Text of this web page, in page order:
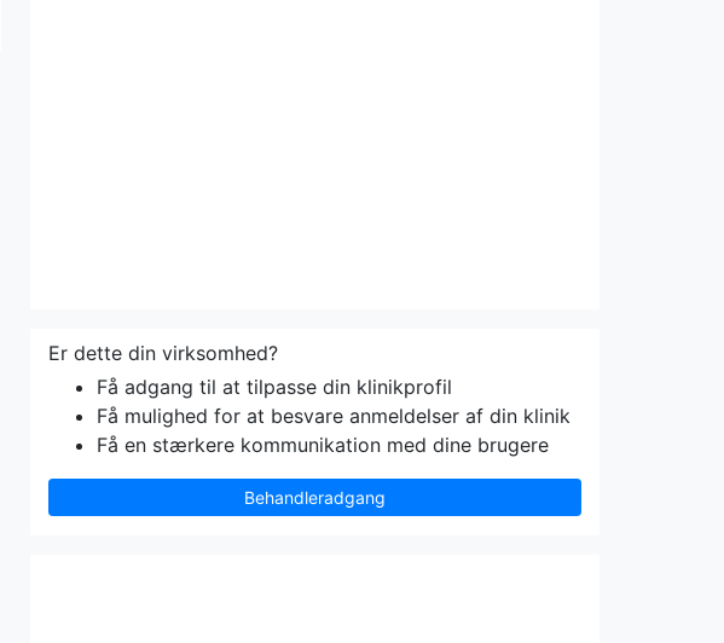
Er dette din virksomhed?
Få adgang til at tilpasse din klinikprofil
Få mulighed for at besvare anmeldelser af din klinik
Få en stærkere kommunikation med dine brugere
Behandleradgang